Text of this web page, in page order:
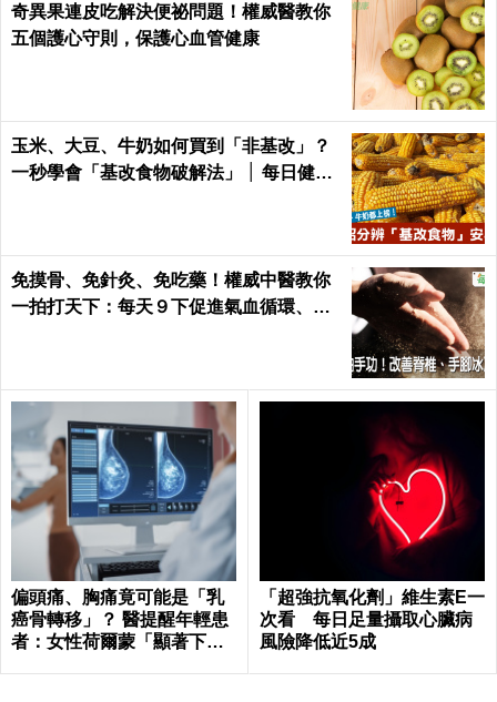
奇異果連皮吃解決便祕問題！權威醫教你
五個護心守則，保護心血管健康
玉米、大豆、牛奶如何買到「非基改」？
一秒學會「基改食物破解法」 │ 每日健康
免摸骨、免針灸、免吃藥！權威中醫教你
一拍打天下：每天９下促進氣血循環、活
偏頭痛、胸痛竟可能是「乳
癌骨轉移」？ 醫提醒年輕患
者：女性荷爾蒙「顯著下
「超強抗氧化劑」維生素E一
次看 每日足量攝取心臟病
風險降低近5成